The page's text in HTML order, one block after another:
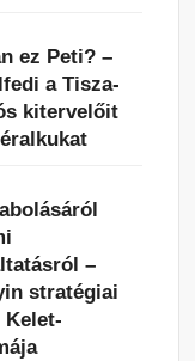
ez Peti? –
a Tisza-
kitervelőit
–
stratégiai
Kelet-